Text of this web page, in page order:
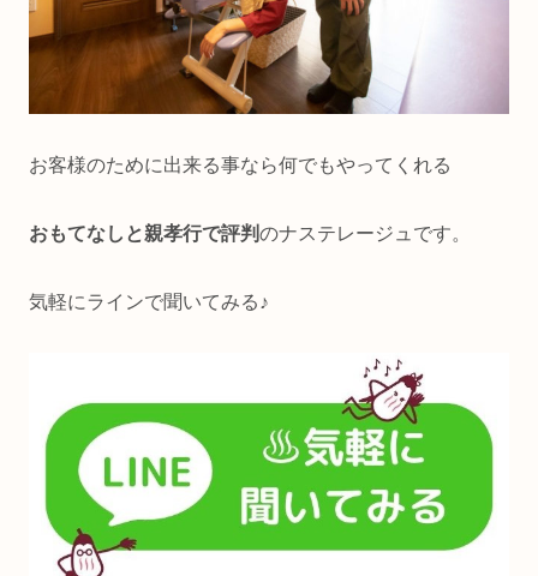
お客様のために出来る事なら何でもやってくれる
おもてなしと親孝行で評判のナステレージュです。
気軽にラインで聞いてみる♪